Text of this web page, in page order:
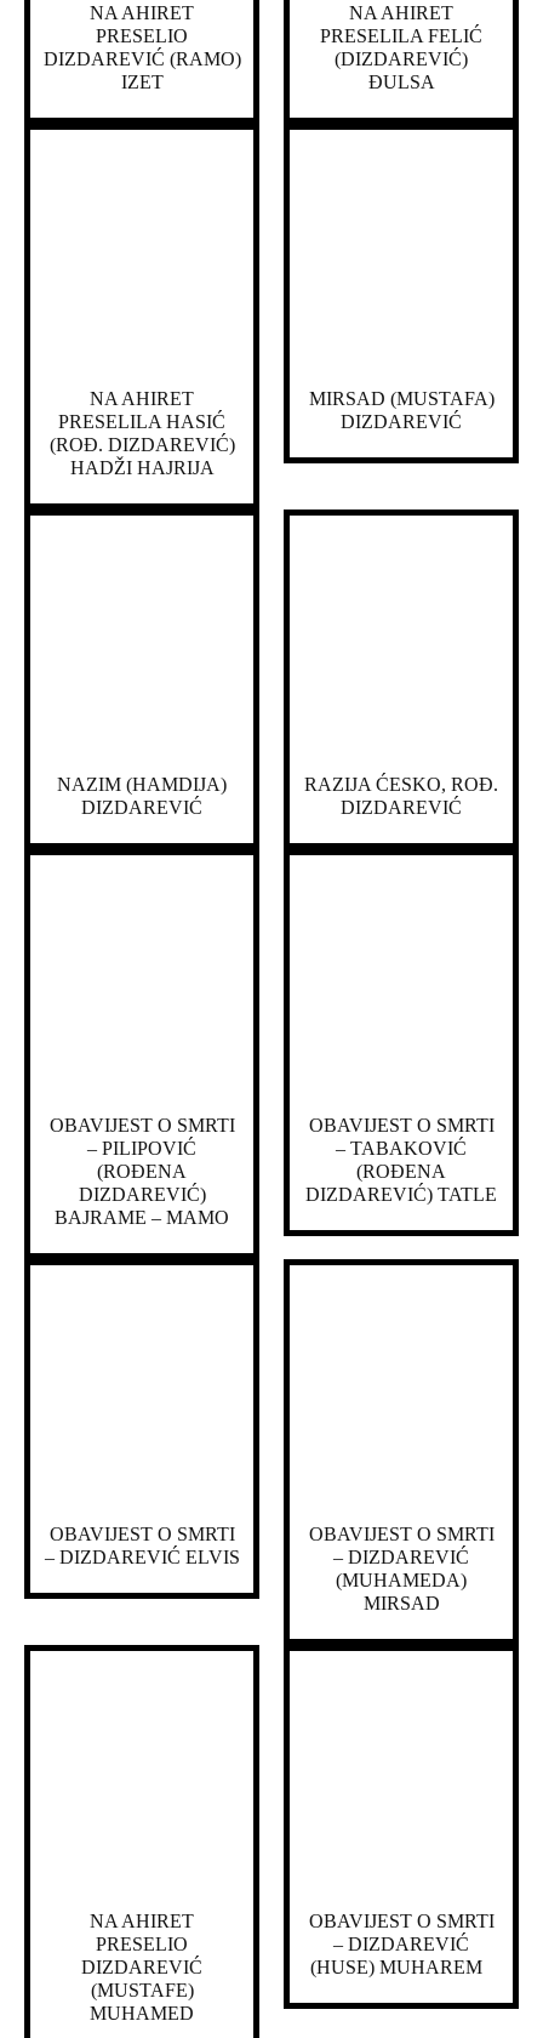
NA AHIRET
PRESELIO
DIZDAREVIĆ (RAMO)
IZET
NA AHIRET
PRESELILA FELIĆ
(DIZDAREVIĆ)
ĐULSA
NA AHIRET
PRESELILA HASIĆ
(ROĐ. DIZDAREVIĆ)
HADŽI HAJRIJA
MIRSAD (MUSTAFA)
DIZDAREVIĆ
NAZIM (HAMDIJA)
DIZDAREVIĆ
RAZIJA ĆESKO, ROĐ.
DIZDAREVIĆ
OBAVIJEST O SMRTI
– PILIPOVIĆ
(ROĐENA
DIZDAREVIĆ)
BAJRAME – MAMO
OBAVIJEST O SMRTI
– TABAKOVIĆ
(ROĐENA
DIZDAREVIĆ) TATLE
OBAVIJEST O SMRTI
– DIZDAREVIĆ ELVIS
OBAVIJEST O SMRTI
– DIZDAREVIĆ
(MUHAMEDA)
MIRSAD
NA AHIRET
PRESELIO
DIZDAREVIĆ
(MUSTAFE)
MUHAMED
OBAVIJEST O SMRTI
– DIZDAREVIĆ
(HUSE) MUHAREM